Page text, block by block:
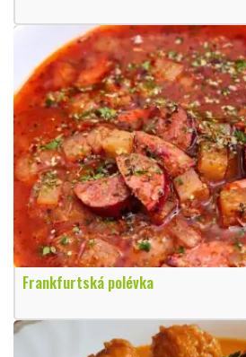
Frankfurtská polévka